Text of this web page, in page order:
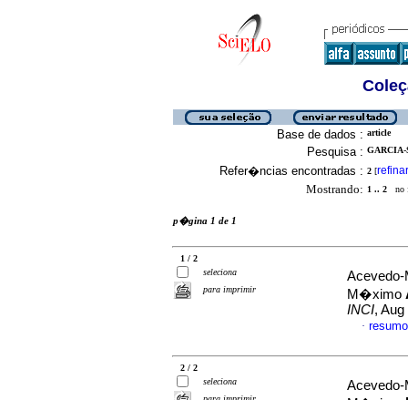
Base de dados : article
Pesquisa :
Refer�ncias encontradas : 2 [refinar
Mostrando: 1 .. 2 no
p�gina 1 de 1
1 / 2
seleciona
para imprimir
M�ximo
INCI,
·
2 / 2
seleciona